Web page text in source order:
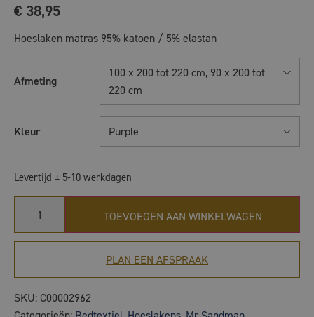
€ 38,95
Hoeslaken matras 95% katoen / 5% elastan
Afmeting
100 x 200 tot 220 cm, 90 x 200 tot
220 cm
Kleur Purple
Levertijd ± 5-10 werkdagen
TOEVOEGEN AAN WINKELWAGEN
PLAN EEN AFSPRAAK
SKU: C00002962